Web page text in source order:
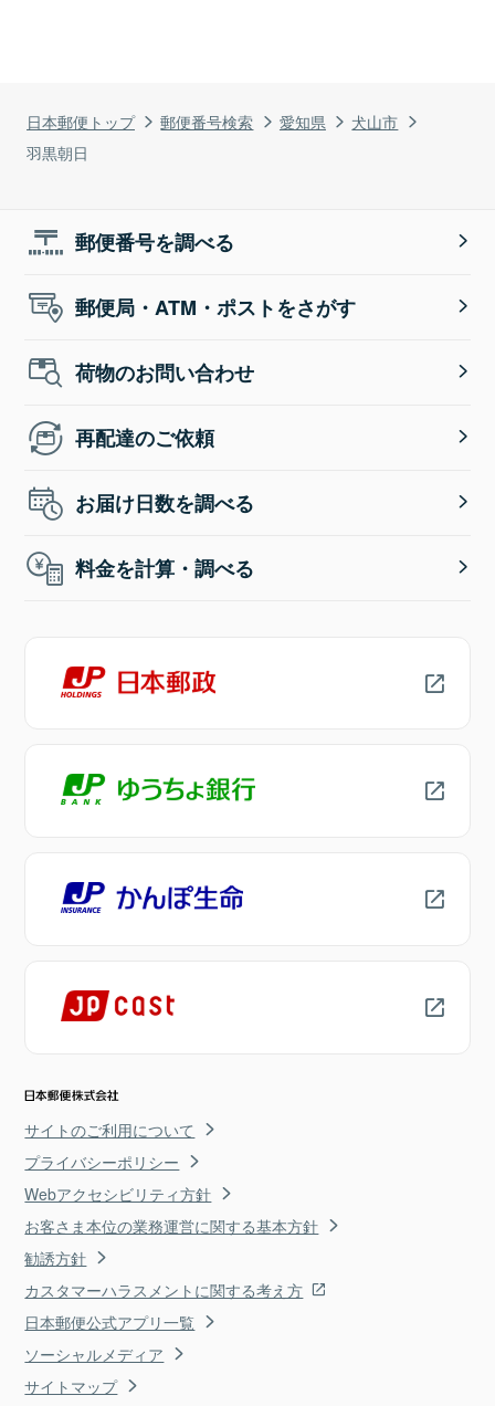
日本郵便トップ 郵便番号検索 愛知県
犬山市
羽黒朝日
郵便番号を調べる
郵便局・ATM・ポストをさがす
荷物のお問い合わせ
再配達のご依頼
お届け日数を調べる
料金を計算・調べる
サイトのご利用について
プライバシーポリシー
Webアクセシビリティ方針
お客さま本位の業務運営に関する基本方針
勧誘方針
カスタマーハラスメントに関する考え方
日本郵便公式アプリ一覧
ソーシャルメディア
サイトマップ